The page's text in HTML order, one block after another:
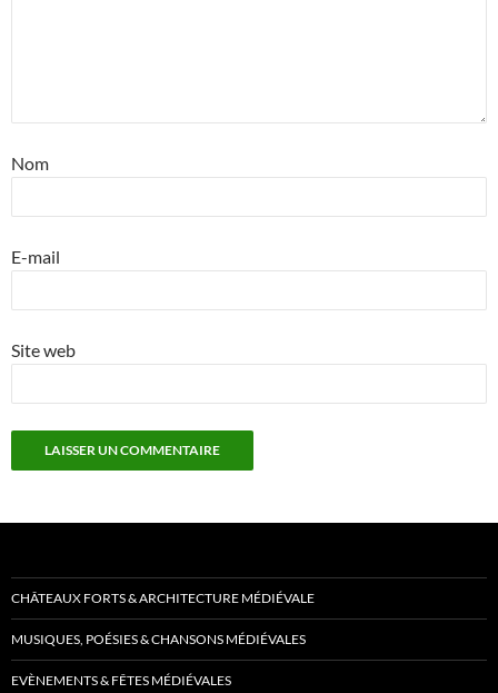
Nom
E-mail
Site web
CHÂTEAUX FORTS & ARCHITECTURE MÉDIÉVALE
MUSIQUES, POÉSIES & CHANSONS MÉDIÉVALES
EVÈNEMENTS & FÊTES MÉDIÉVALES